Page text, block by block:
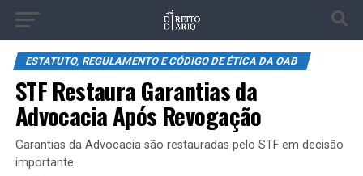
ESTATUTO, REGULAMENTO E CÓDIGO DE ÉTICA DA OAB
STF Restaura Garantias da
Advocacia Após Revogação
Garantias da Advocacia são restauradas pelo STF em decisão
importante.